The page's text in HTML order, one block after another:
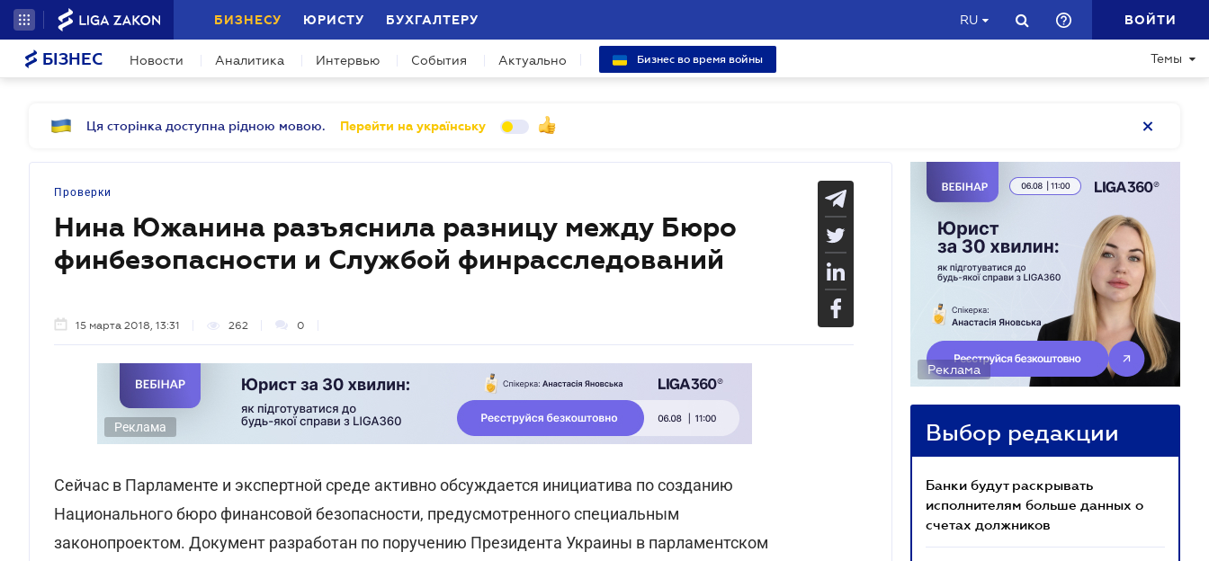
БИЗНЕСУ ЮРИСТУ БУХГАЛТЕРУ RU ВОЙТИ
БІЗНЕС Новости Аналитика Интервью События Актуально Бизнес во время войны Темы
Ця сторінка доступна рідною мовою. Перейти на українську
Проверки
Нина Южанина разъяснила разницу между Бюро
финбезопасности и Службой финрасследований
15 марта 2018, 13:31 262 0
Реклама
Сейчас в Парламенте и экспертной среде активно обсуждается инициатива по созданию
Национального бюро финансовой безопасности, предусмотренного специальным
законопроектом. Документ разработан по поручению Президента Украины в парламентском
Реклама
Выбор редакции
Банки будут раскрывать
исполнителям больше данных о
счетах должников